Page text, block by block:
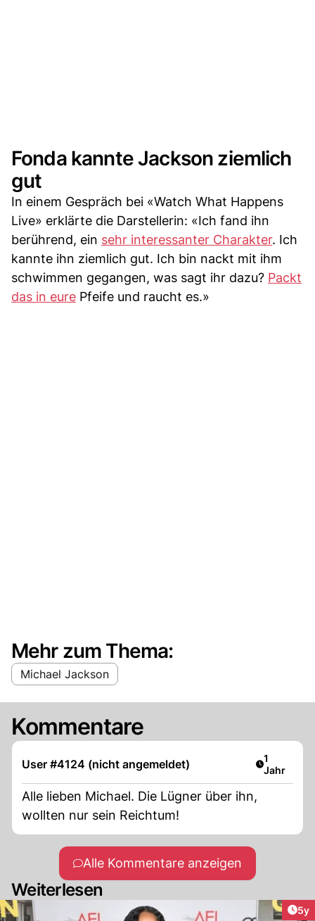
Fonda kannte Jackson ziemlich
gut
In einem Gespräch bei «Watch What Happens
Live» erklärte die Darstellerin: «Ich fand ihn
berührend, ein sehr interessanter Charakter. Ich
kannte ihn ziemlich gut. Ich bin nackt mit ihm
schwimmen gegangen, was sagt ihr dazu? Packt
das in eure Pfeife und raucht es.»
Mehr zum Thema:
Michael Jackson
Kommentare
User #4124 (nicht angemeldet) Artikel
1
Jahr
Alle lieben Michael. Die Lügner über ihn,
wollten nur sein Reichtum!
Alle Kommentare anzeigen
Weiterlesen
5y